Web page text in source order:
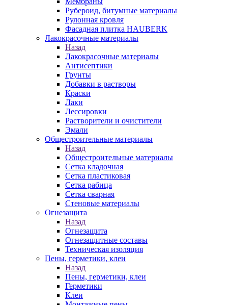
Рубероид, битумные материалы
Рулонная кровля
Фасадная плитка HAUBERK
Лакокрасочные материалы
Назад
Лакокрасочные материалы
Антисептики
Грунты
Добавки в растворы
Краски
Лаки
Лессировки
Растворители и очистители
Эмали
Общестроительные материалы
Назад
Общестроительные материалы
Сетка кладочная
Сетка пластиковая
Сетка рабица
Сетка сварная
Стеновые материалы
Огнезащита
Назад
Огнезащита
Огнезащитные составы
Техническая изоляция
Пены, герметики, клеи
Назад
Пены, герметики, клеи
Герметики
Клеи